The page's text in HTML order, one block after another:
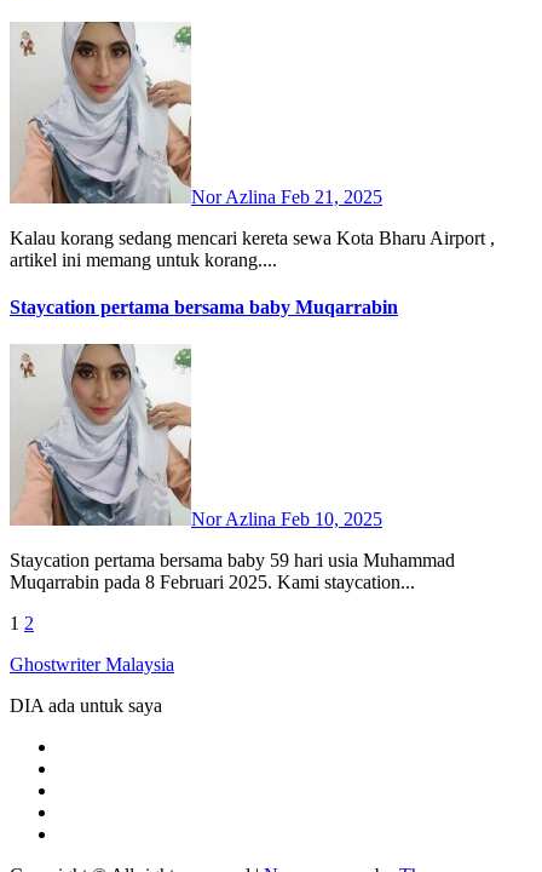
Nor Azlina Feb 21, 2025
Kalau korang sedang mencari kereta sewa Kota Bharu Airport ,
artikel ini memang untuk korang....
Staycation pertama bersama baby Muqarrabin
Nor Azlina Feb 10, 2025
Staycation pertama bersama baby 59 hari usia Muhammad
Muqarrabin pada 8 Februari 2025. Kami staycation...
Posts
pagination
1 2
Ghostwriter Malaysia
DIA ada untuk saya